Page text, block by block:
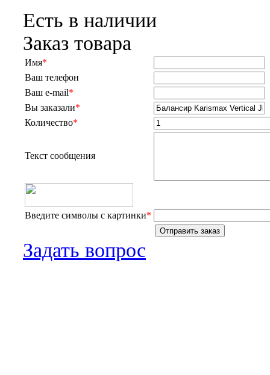
Есть в наличии
Заказ товара
Имя*
Ваш телефон
Ваш e-mail*
Вы заказали*
Количество*
Текст сообщения
Введите символы с картинки*
Задать вопрос